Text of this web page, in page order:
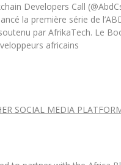
Developers Call
la première série de
par AfrikaTech. Le
africains
SOCIAL MEDIA